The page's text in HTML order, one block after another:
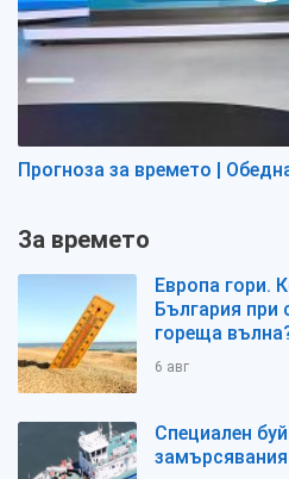
Прогноза за времето |
За времето
Европа гори.
България при
гореща
6 авг
Специален